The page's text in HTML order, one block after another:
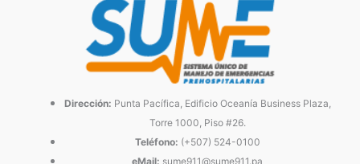
Dirección: Punta Pacífica, Edificio Oceanía Business Plaza,
Torre 1000, Piso #26.
Teléfono: (+507) 524-0100
eMail: sume911@sume911.pa